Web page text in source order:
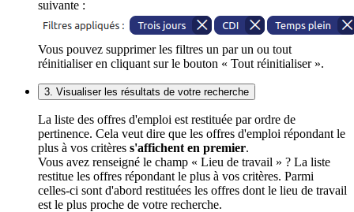
suivante :
Vous pouvez supprimer les filtres un par un ou tout
réinitialiser en cliquant sur le bouton « Tout réinitialiser ».
3. Visualiser les résultats de votre recherche
La liste des offres d'emploi est restituée par ordre de
pertinence. Cela veut dire que les offres d'emploi répondant le
plus à vos critères s'affichent en premier.
Vous avez renseigné le champ « Lieu de travail » ? La liste
restitue les offres répondant le plus à vos critères. Parmi
celles-ci sont d'abord restituées les offres dont le lieu de travail
est le plus proche de votre recherche.